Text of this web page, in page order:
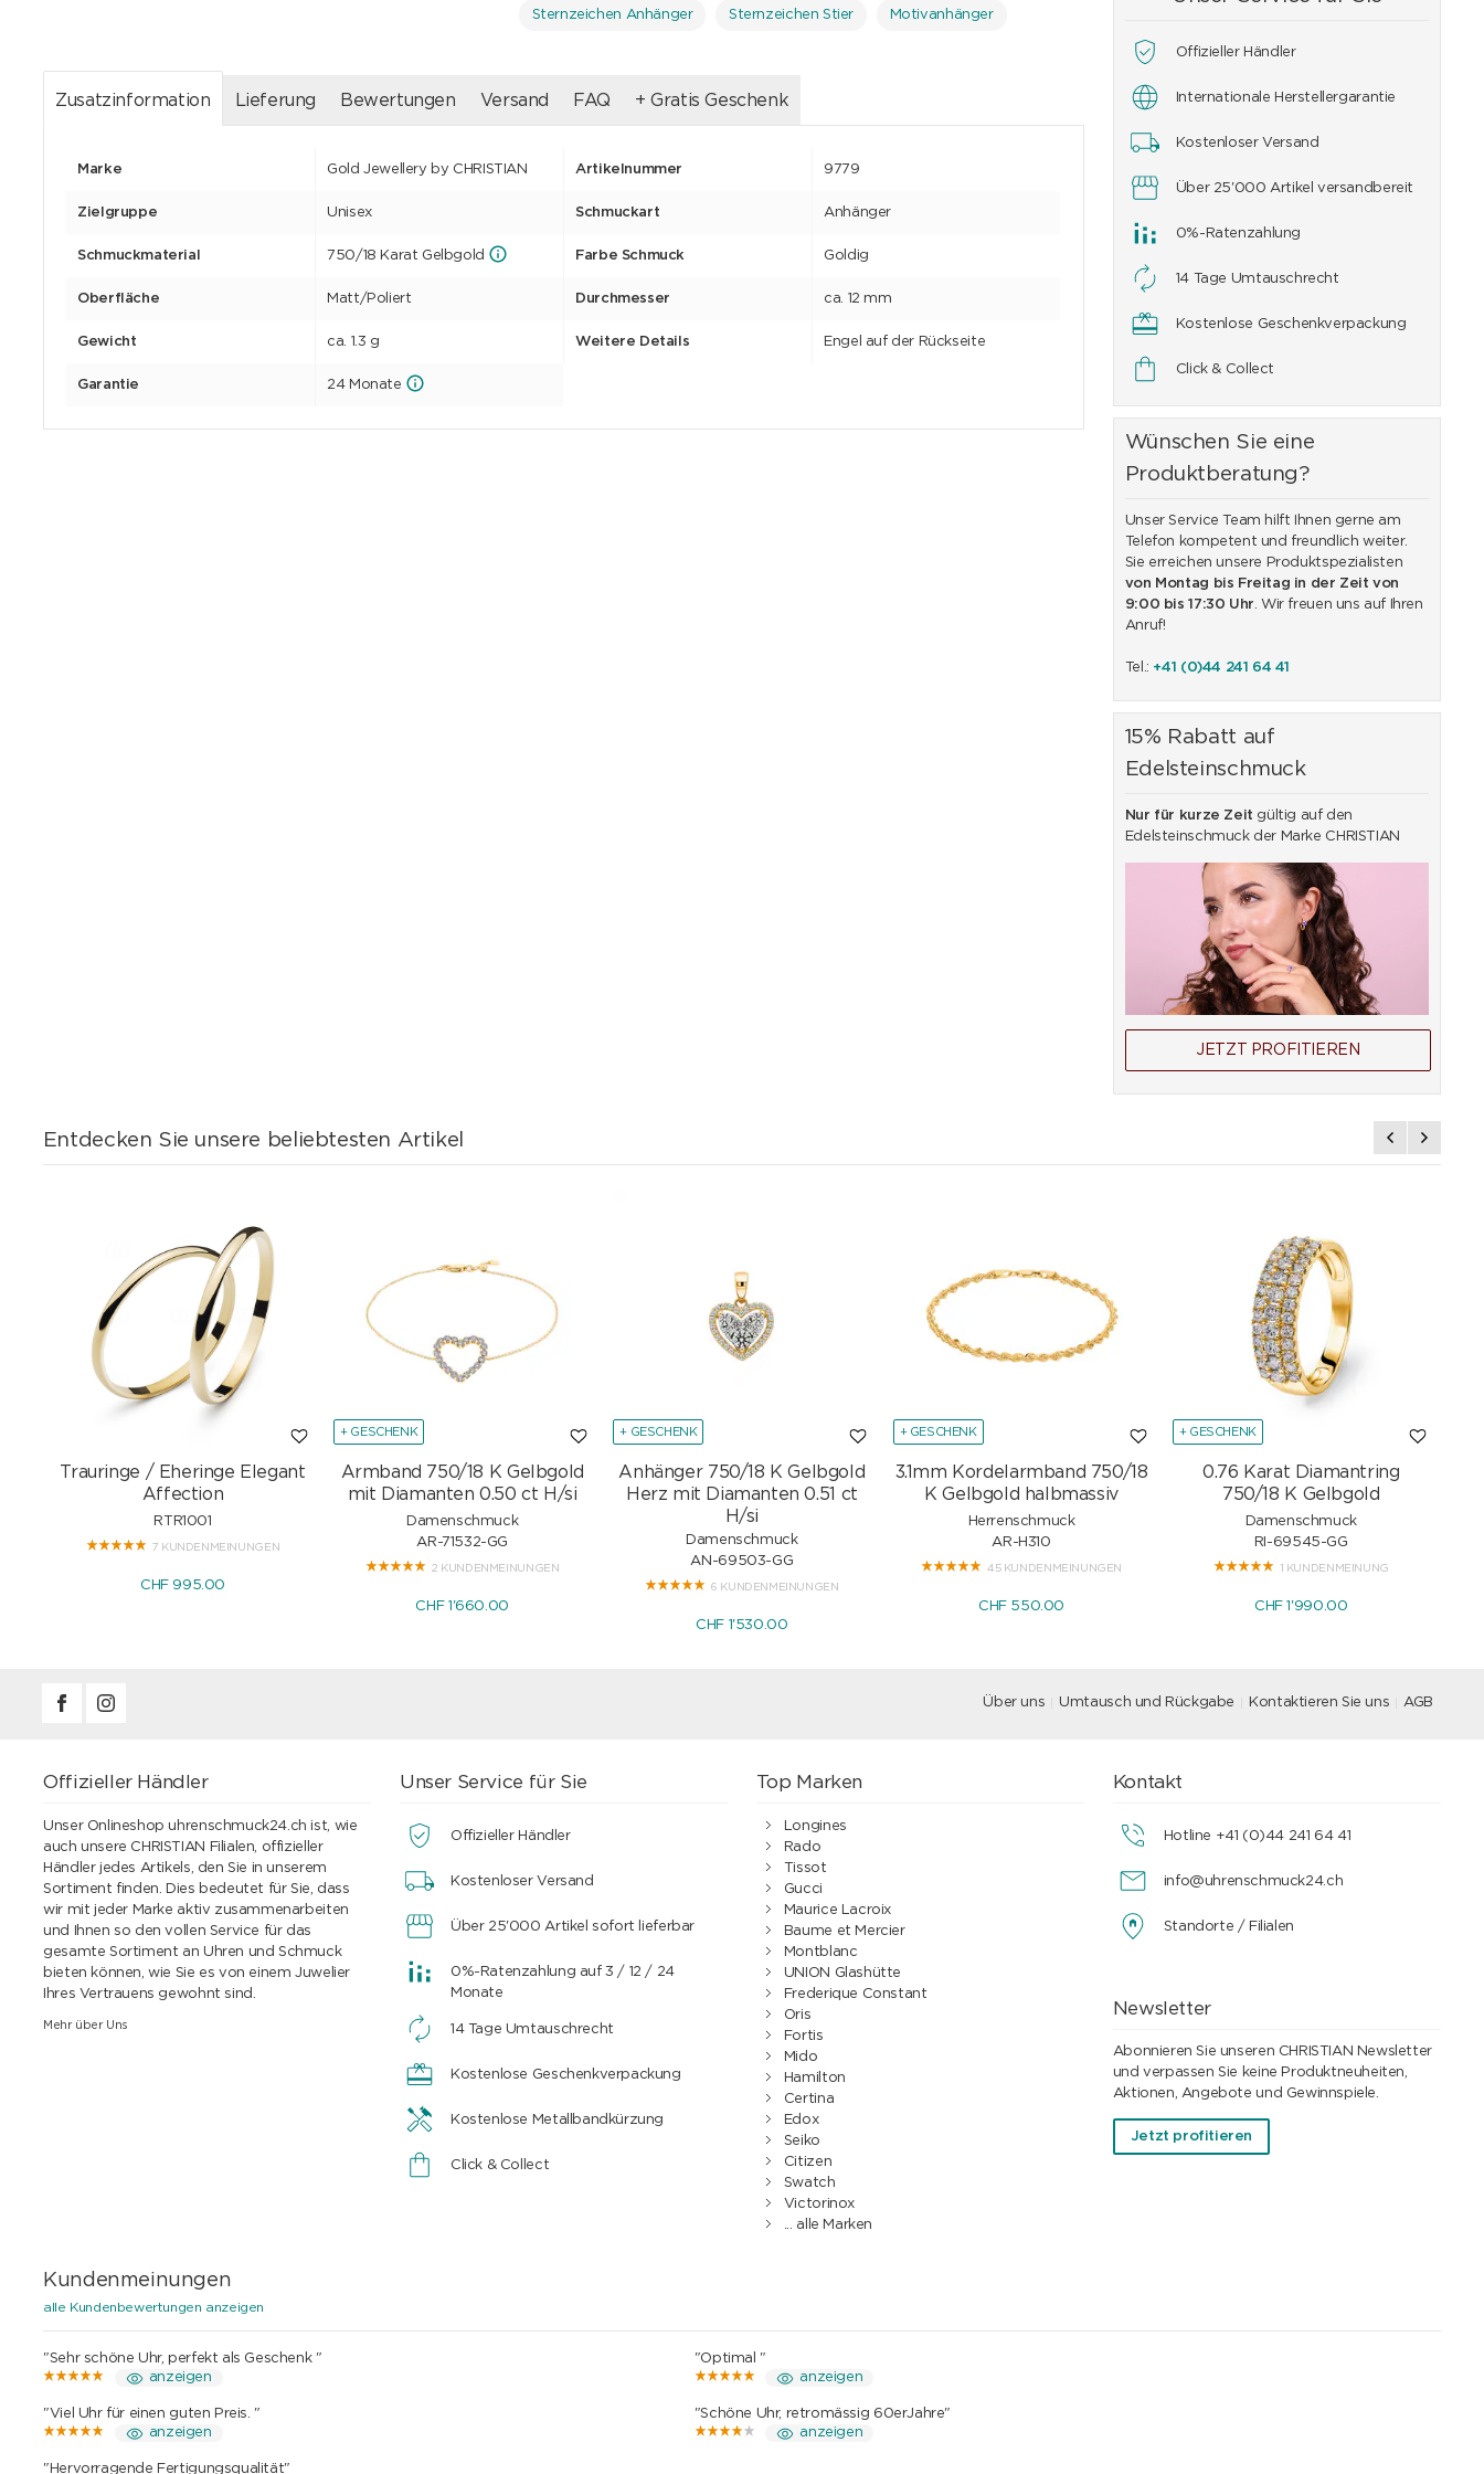
Sternzeichen Anhänger Sternzeichen Stier Motivanhänger
Offizieller Händler
Internationale Herstellergarantie
Kostenloser Versand
Über 25'000 Artikel versandbereit
0%-Ratenzahlung
14 Tage Umtauschrecht
Kostenlose Geschenkverpackung
Click & Collect
Wünschen Sie eine
Produktberatung?
Unser Service Team hilft Ihnen gerne am
Telefon kompetent und freundlich weiter.
Sie erreichen unsere Produktspezialisten
von Montag bis Freitag in der Zeit von
9:00 bis 17:30 Uhr. Wir freuen uns auf Ihren
Anruf!
Tel.: +41 (0)44 241 64 41
15% Rabatt auf
Edelsteinschmuck
Nur für kurze Zeit gültig auf den
Edelsteinschmuck der Marke CHRISTIAN
JETZT PROFITIEREN
Zusatzinformation Lieferung Bewertungen Versand FAQ + Gratis Geschenk
Marke Gold Jewellery by CHRISTIAN Artikelnummer 9779
Zielgruppe Unisex Schmuckart Anhänger
Schmuckmaterial 750/18 Karat Gelbgold Farbe Schmuck Goldig
Oberfläche Matt/Poliert Durchmesser ca. 12 mm
Gewicht ca. 1.3 g Weitere Details Engel auf der Rückseite
Garantie 24 Monate
Entdecken Sie unsere beliebtesten Artikel
Trauringe / Eheringe Elegant
Affection
RTR1001
7 KUNDENMEINUNGEN
CHF 995.00
+ GESCHENK
Armband 750/18 K Gelbgold
mit Diamanten 0.50 ct H/si
Damenschmuck
AR-71532-GG
2 KUNDENMEINUNGEN
CHF 1'660.00
+ GESCHENK
Anhänger 750/18 K Gelbgold
Herz mit Diamanten 0.51 ct
H/si
Damenschmuck
AN-69503-GG
6 KUNDENMEINUNGEN
CHF 1'530.00
+ GESCHENK
3.1mm Kordelarmband 750/18
K Gelbgold halbmassiv
Herrenschmuck
AR-H310
45 KUNDENMEINUNGEN
CHF 550.00
+ GESCHENK
0.76 Karat Diamantring
750/18 K Gelbgold
Damenschmuck
RI-69545-GG
1 KUNDENMEINUNG
CHF 1'990.00
Über uns Umtausch und Rückgabe Kontaktieren Sie uns AGB
Offizieller Händler
Unser Onlineshop uhrenschmuck24.ch ist, wie
auch unsere CHRISTIAN Filialen, offizieller
Händler jedes Artikels, den Sie in unserem
Sortiment finden. Dies bedeutet für Sie, dass
wir mit jeder Marke aktiv zusammenarbeiten
und Ihnen so den vollen Service für das
gesamte Sortiment an Uhren und Schmuck
bieten können, wie Sie es von einem Juwelier
Ihres Vertrauens gewohnt sind.
Mehr über Uns
Unser Service für Sie
Offizieller Händler
Kostenloser Versand
Über 25'000 Artikel sofort lieferbar
0%-Ratenzahlung auf 3 / 12 / 24
Monate
14 Tage Umtauschrecht
Kostenlose Geschenkverpackung
Kostenlose Metallbandkürzung
Click & Collect
Top Marken
Longines
Rado
Tissot
Gucci
Maurice Lacroix
Baume et Mercier
Montblanc
UNION Glashütte
Frederique Constant
Oris
Fortis
Mido
Hamilton
Certina
Edox
Seiko
Citizen
Swatch
Victorinox
... alle Marken
Kontakt
Hotline +41 (0)44 241 64 41
info@uhrenschmuck24.ch
Standorte / Filialen
Newsletter
Abonnieren Sie unseren CHRISTIAN Newsletter
und verpassen Sie keine Produktneuheiten,
Aktionen, Angebote und Gewinnspiele.
Jetzt profitieren
Kundenmeinungen
alle Kundenbewertungen anzeigen
"Sehr schöne Uhr, perfekt als Geschenk "
anzeigen
"Optimal "
anzeigen
"Viel Uhr für einen guten Preis. "
anzeigen
"Schöne Uhr, retromässig 60erJahre"
anzeigen
"Hervorragende Fertigungsqualität"